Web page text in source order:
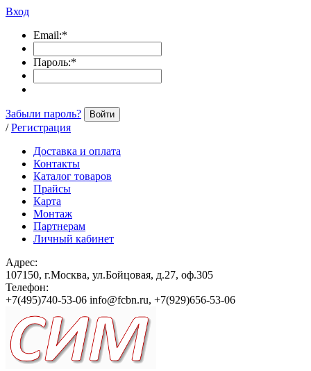
Вход
Email:*
Пароль:*
Забыли пароль? Войти
/ Регистрация
Доставка и оплата
Контакты
Каталог товаров
Прайсы
Карта
Монтаж
Партнерам
Личный кабинет
Адрес:
107150, г.Москва, ул.Бойцовая, д.27, оф.305
Телефон:
+7(495)740-53-06 info@fcbn.ru, +7(929)656-53-06